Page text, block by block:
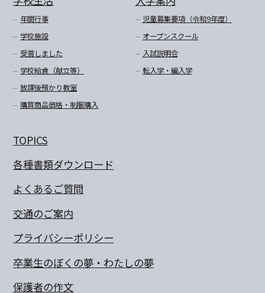
年間行事
学校施設
受賞しました
学校給食（献立等）
放課後預かり教室
購買商品価格・制服購入
児童募集要項（令和9年度）
オープンスクール
入試説明会
転入学・編入学
TOPICS
各種書類ダウンロード
よくあるご質問
交通のご案内
プライバシーポリシー
卒業生のぼくの夢・わたしの夢
保護者の作文